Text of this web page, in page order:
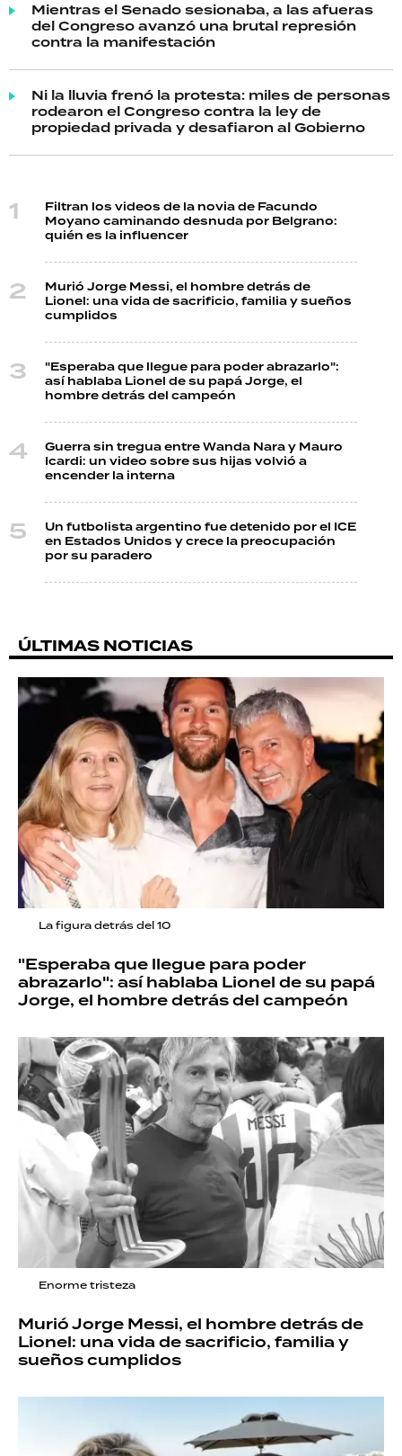
Mientras el Senado sesionaba, a las afueras
del Congreso avanzó una brutal represión
contra la manifestación
Ni la lluvia frenó la protesta: miles de personas
rodearon el Congreso contra la ley de
propiedad privada y desafiaron al Gobierno
Filtran los videos de la novia de Facundo
Moyano caminando desnuda por Belgrano:
quién es la influencer
Murió Jorge Messi, el hombre detrás de
Lionel: una vida de sacrificio, familia y sueños
cumplidos
"Esperaba que llegue para poder abrazarlo":
así hablaba Lionel de su papá Jorge, el
hombre detrás del campeón
Guerra sin tregua entre Wanda Nara y Mauro
Icardi: un video sobre sus hijas volvió a
encender la interna
Un futbolista argentino fue detenido por el ICE
en Estados Unidos y crece la preocupación
por su paradero
ÚLTIMAS NOTICIAS
La figura detrás del 10
"Esperaba que llegue para poder
abrazarlo": así hablaba Lionel de su papá
Jorge, el hombre detrás del campeón
Enorme tristeza
Murió Jorge Messi, el hombre detrás de
Lionel: una vida de sacrificio, familia y
sueños cumplidos